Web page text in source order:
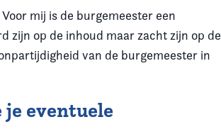
mij is de burgemeester een
zijn op de inhoud maar zacht zijn op de
van de burgemeester in
je eventuele